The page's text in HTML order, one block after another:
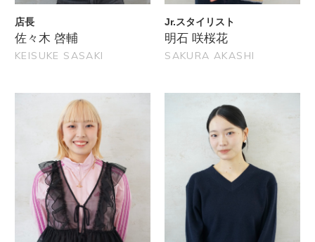
店長
佐々木 啓輔
KEISUKE SASAKI
Jr.スタイリスト
明石 咲桜花
SAKURA AKASHI